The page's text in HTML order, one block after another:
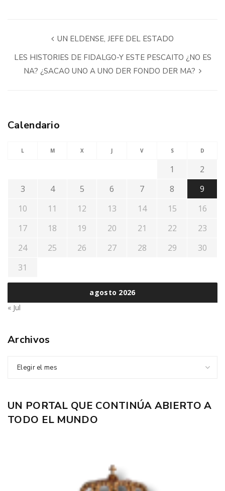
UN ELDENSE, JEFE DEL ESTADO
LES HISTORIES DE FIDALGO-Y ESTE PESCAITO ¿NO ES
NA? ¿SACAO UNO A UNO DER FONDO DER MA?
Calendario
agosto 2026
L M X J V S D
1
2
3
4 5 6 7 8
9
10
11 12 13 14 15
16
17
18 19 20 21 22
23
24
25 26 27 28 29
30
31
« Jul
Archivos
Elegir el mes
UN PORTAL QUE CONTINÚA ABIERTO A
TODO EL MUNDO